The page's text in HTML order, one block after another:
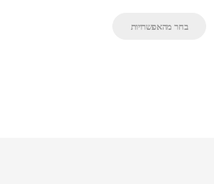
בחר מהאפשרויות